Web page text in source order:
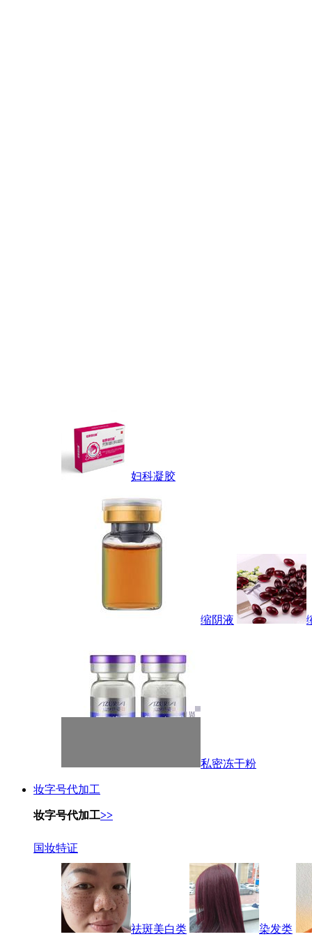
妇科凝胶
缩阴液
私密冻干粉
妆字号代加工
妆字号代加工>>
国妆特证
祛斑美白类
染发类